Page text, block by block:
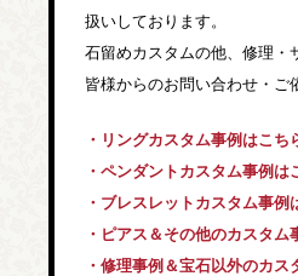
扱いしております。
石留めカスタムの他、修理・
皆様からのお問い合わせ・ご
・リングカスタム事例はこち
・ペンダントカスタム事例は
・ブレスレットカスタム事例
・ピアス＆その他のカスタム
・修理事例＆宝石以外のカス